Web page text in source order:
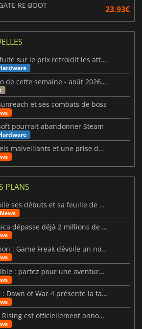
RE BOOT 23.93€
Steam Frame : une fuite sur le prix refroidit les attentes VR
Sorties de jeux vidéo de cette semaine - août 2026 (semaine 32)
et ses combats de boss
pourrait abandonner Steam
Des cartes de logiciels malveillants et une prise de contrôle de Discord ont touché Meccha Chameleon
PLANS
MARVEL Tōkon dévoile ses débuts et sa feuille de route
Resident Evil: Veronica dépasse déjà 2 millions de wishlists
Beast of Reincarnation : Game Freak dévoile un nouveau pari
Big Walk est disponible : partez pour une aventure entre amis
Warhammer 40 000 : Dawn of War 4 présente la faction des Nécrons
Le DLC Nioh 3 : Hell Rising est officiellement annoncé